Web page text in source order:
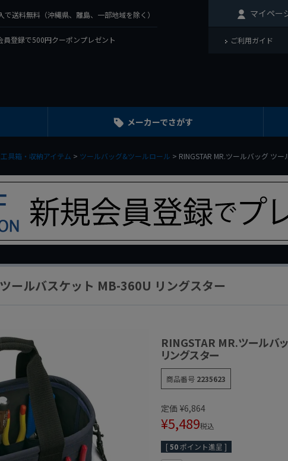
で送料無料（沖縄県、離島、一部地域を除く）
員登録で500円クーポンプレゼント
マイペー
ご利用ガイド
メーカーでさがす
工具箱・収納アイテム ツールバッグ&ツールロール RINGSTAR MR.ツールバッグ ツ
ールバスケット MB-360U リングスター
RINGSTAR MR.ツールバ
リングスター
商品番号 2235623
定価 ¥6,864
¥5,489税込
[50ポイント進呈 ]